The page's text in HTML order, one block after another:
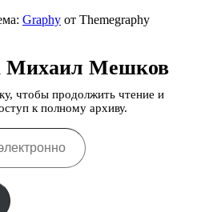
Graphy от Themegraphy
Михаил Мешков
чтобы продолжить чтение и
к полному архиву.